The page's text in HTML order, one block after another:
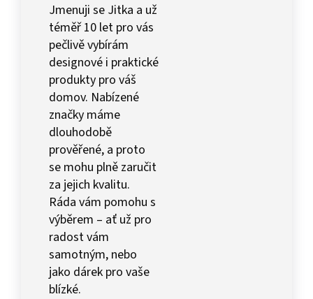
Jmenuji se Jitka a už
téměř 10 let pro vás
pečlivě vybírám
designové i praktické
produkty pro váš
domov. Nabízené
značky máme
dlouhodobě
prověřené, a proto
se mohu plně zaručit
za jejich kvalitu.
Ráda vám pomohu s
výběrem – ať už pro
radost vám
samotným, nebo
jako dárek pro vaše
blízké.